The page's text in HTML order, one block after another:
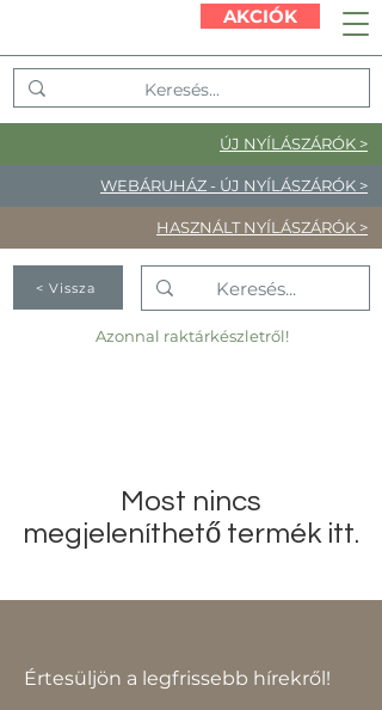
ÚJ NYÍLÁSZÁRÓK >
WEBÁRUHÁZ - ÚJ NYÍLÁSZÁRÓK >
HASZNÁLT NYÍLÁSZÁRÓK >
AKCIÓK
< Vissza
Azonnal raktárkészletről!
Most nincs
megjeleníthető termék itt.
Értesüljön a legfrissebb hírekről!